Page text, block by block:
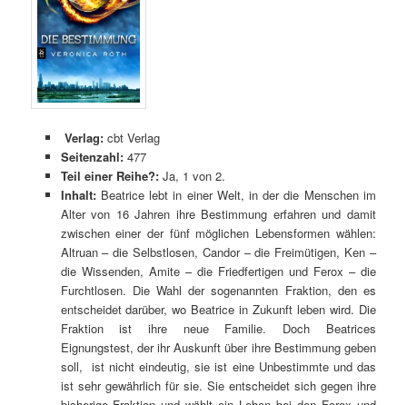
Verlag: cbt Verlag
Seitenzahl: 477
Teil einer Reihe?: Ja, 1 von 2.
Inhalt: Beatrice lebt in einer Welt, in der die Menschen im
Alter von 16 Jahren ihre Bestimmung erfahren und damit
zwischen einer der fünf möglichen Lebensformen wählen:
Altruan – die Selbstlosen, Candor – die Freimütigen, Ken –
die Wissenden, Amite – die Friedfertigen und Ferox – die
Furchtlosen. Die Wahl der sogenannten Fraktion, den es
entscheidet darüber, wo Beatrice in Zukunft leben wird. Die
Fraktion ist ihre neue Familie. Doch Beatrices
Eignungstest, der ihr Auskunft über ihre Bestimmung geben
soll, ist nicht eindeutig, sie ist eine Unbestimmte und das
ist sehr gewährlich für sie. Sie entscheidet sich gegen ihre